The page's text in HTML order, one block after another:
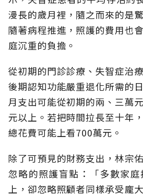
漫長的歲月裡，隨之而來的是
隨著病程推進，照護的費用也
庭沉重的負擔。
從初期的門診診療、失智症治
後期認知功能嚴重退化所需的
月支出可能從初期的兩、三萬
元以上。若把時間拉長至十年
總花費可能上看700萬元。
除了可預見的財務支出，林宗
忽略的照護盲點：「多數家
上，卻忽略照顧者同樣承受龐